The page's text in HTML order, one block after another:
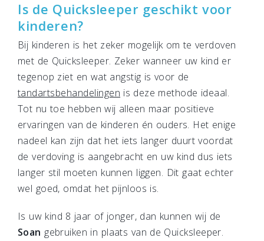
Is de Quicksleeper geschikt voor
kinderen?
Bij kinderen is het zeker mogelijk om te verdoven
met de Quicksleeper. Zeker wanneer uw kind er
tegenop ziet en wat angstig is voor de
tandartsbehandelingen is deze methode ideaal.
Tot nu toe hebben wij alleen maar positieve
ervaringen van de kinderen én ouders. Het enige
nadeel kan zijn dat het iets langer duurt voordat
de verdoving is aangebracht en uw kind dus iets
langer stil moeten kunnen liggen. Dit gaat echter
wel goed, omdat het pijnloos is.
Is uw kind 8 jaar of jonger, dan kunnen wij de
Soan gebruiken in plaats van de Quicksleeper.